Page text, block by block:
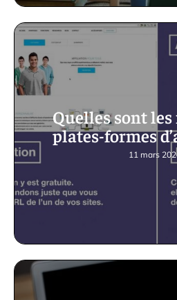
Quelles sont
plates-formes
11 mars